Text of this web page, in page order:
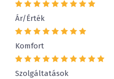
Ár/Érték
Komfort
Szolgáltatások